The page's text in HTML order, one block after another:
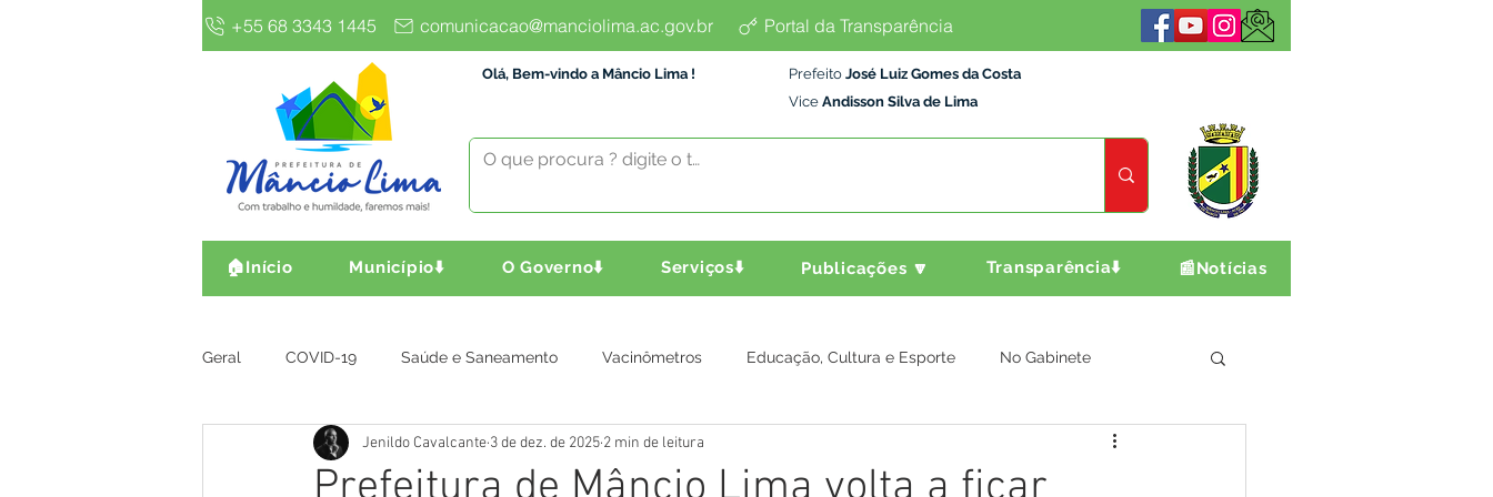
+55 68 3343 1445 comunicacao@manciolima.ac.gov.br Portal da Transparência
Olá, Bem-vindo a Mâncio Lima ! Prefeito José Luiz Gomes da Costa
Vice Andisson Silva de Lima
🏠Início Município⬇️ O Governo⬇️ Serviços⬇️ Publicações 🔽 Transparência⬇️ 📰Notícias
Geral COVID-19 Saúde e Saneamento Vacinômetros Educação, Cultura e Esporte No Gabinete
Gestão e Finanças Infra, Obra e Transporte Assistência Social Agricultura e Produção
Jenildo Cavalcante 3 de dez. de 2025 2 min de leitura